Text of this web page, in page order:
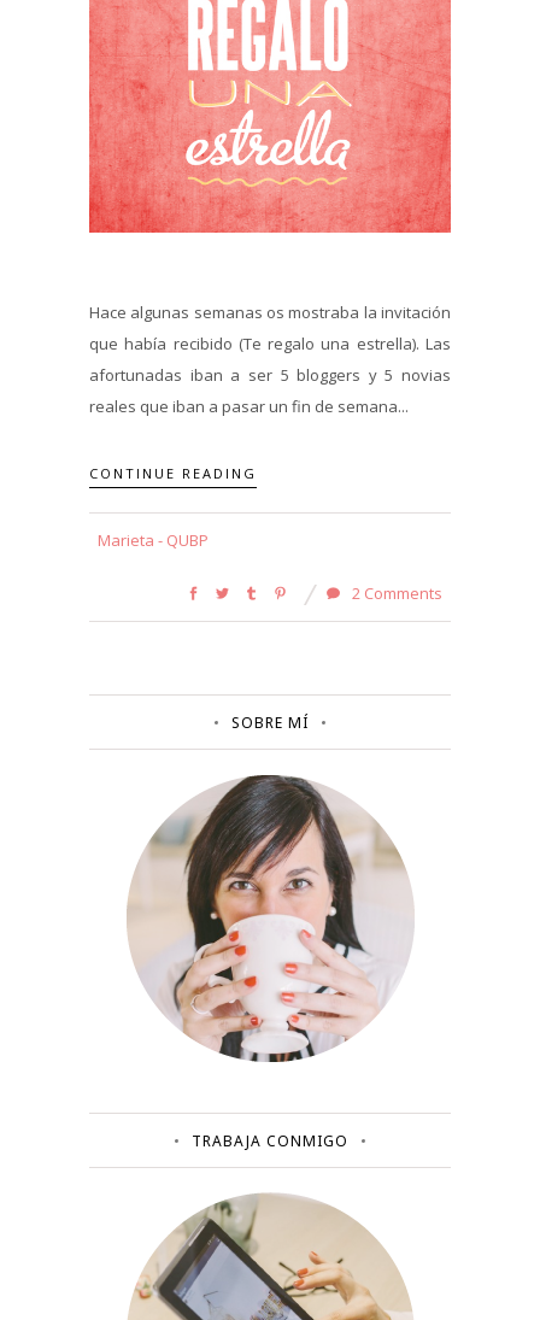
Hace algunas semanas os mostraba la invitación
que había recibido (Te regalo una estrella). Las
afortunadas iban a ser 5 bloggers y 5 novias
reales que iban a pasar un fin de semana...
CONTINUE READING
Marieta - QUBP
2 Comments
SOBRE MÍ
TRABAJA CONMIGO